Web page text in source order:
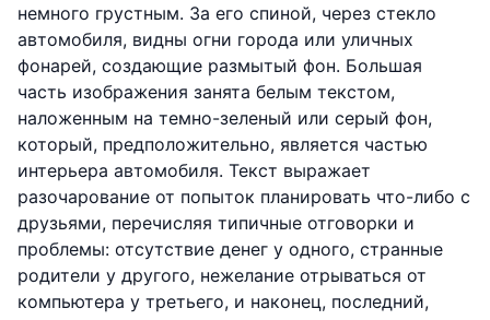
немного грустным. За его спиной, через стекло
автомобиля, видны огни города или уличных
фонарей, создающие размытый фон. Большая
часть изображения занята белым текстом,
наложенным на темно-зеленый или серый фон,
который, предположительно, является частью
интерьера автомобиля. Текст выражает
разочарование от попыток планировать что-либо с
друзьями, перечисляя типичные отговорки и
проблемы: отсутствие денег у одного, странные
родители у другого, нежелание отрываться от
компьютера у третьего, и наконец, последний,